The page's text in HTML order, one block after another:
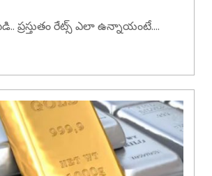
ప్రస్తుతం రేట్స్ ఎలా ఉన్నాయంటే....